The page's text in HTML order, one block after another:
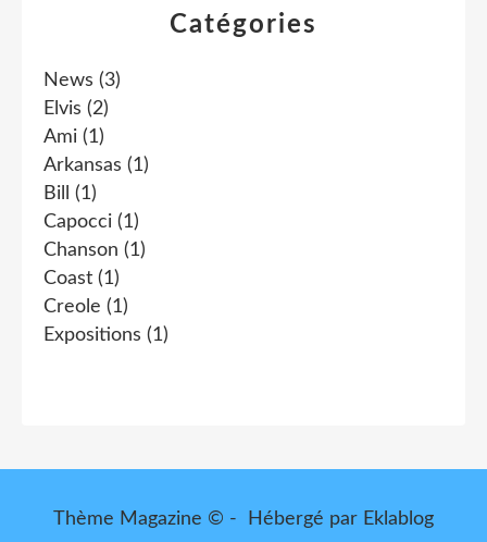
Catégories
News (3)
Elvis (2)
Ami (1)
Arkansas (1)
Bill
(1)
Capocci (1)
Chanson (1)
Coast (1)
Creole (1)
Expositions (1)
Thème Magazine © - Hébergé par Eklablog